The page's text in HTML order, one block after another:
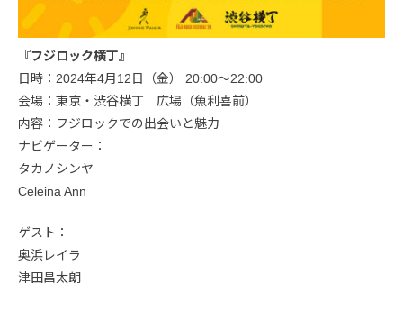
『フジロック横丁』
日時：2024年4月12日（金） 20:00～22:00
会場：東京・渋谷横丁 広場（魚利喜前）
内容：フジロックでの出会いと魅力
ナビゲーター：
タカノシンヤ
Celeina Ann
ゲスト：
奥浜レイラ
津田昌太朗